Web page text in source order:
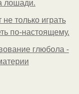
лошади.
не только играть
по-настоящему.
глюбола -